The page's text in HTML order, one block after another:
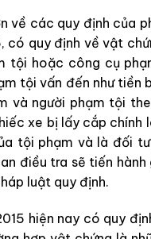
về các quy định của
có quy định về vật
tội hoặc công cụ
tội vấn đến như tiền
và người phạm tội
xe bị lấy cắp chính
tội phạm và là đối
điều tra sẽ tiến hành
luật quy định.
hiện nay có quy